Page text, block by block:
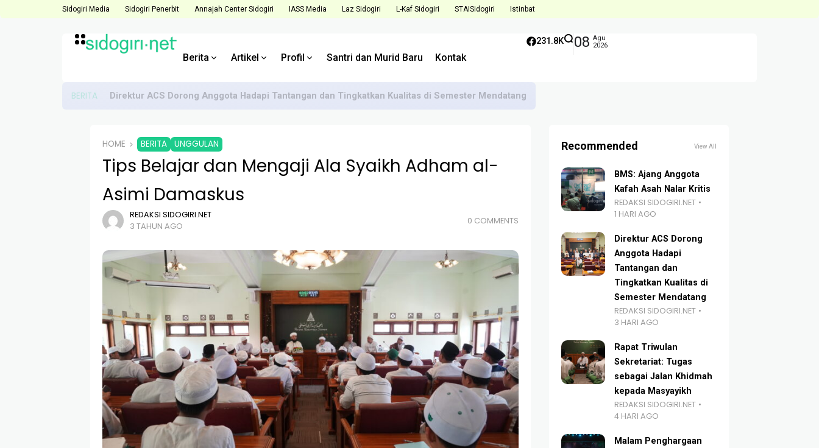
Sidogiri Media Sidogiri Penerbit Annajah Center Sidogiri IASS Media Laz Sidogiri L-Kaf Sidogiri STAISidogiri Istinbat
Berita Artikel Profil Santri dan Murid Baru Kontak
231.8K 08 Agu
2026
BERITA Direktur ACS Dorong Anggota Hadapi Tantangan dan Tingkatkan Kualitas di Semester Mendatang
HOME BERITA UNGGULAN
Tips Belajar dan Mengaji Ala Syaikh Adham al-
Asimi Damaskus
REDAKSI SIDOGIRI.NET
3 TAHUN AGO
0 COMMENTS
Recommended View All
BMS: Ajang Anggota
Kafah Asah Nalar Kritis
REDAKSI SIDOGIRI.NET
1 HARI AGO
Direktur ACS Dorong
Anggota Hadapi
Tantangan dan
Tingkatkan Kualitas di
Semester Mendatang
REDAKSI SIDOGIRI.NET
3 HARI AGO
Rapat Triwulan
Sekretariat: Tugas
sebagai Jalan Khidmah
kepada Masyayikh
REDAKSI SIDOGIRI.NET
4 HARI AGO
Malam Penghargaan